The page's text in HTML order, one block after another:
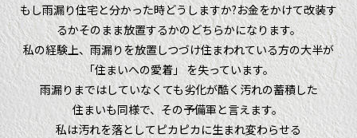
もし雨漏り住宅と分かった時どうしますか?お金をかけて改装す
るかそのまま放置するかのどちらかになります。
私の経験上、雨漏りを放置しつづけ住まわれている方の大半が
「住まいへの愛着」 を失っています。
雨漏りまではしていなくても劣化が酷く汚れの蓄積した
住まいも同様で、その予備軍と言えます。
私は汚れを落としてピカピカに生まれ変わらせる